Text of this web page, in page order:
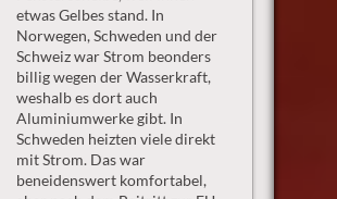
etwas Gelbes stand. In
Norwegen, Schweden und der
Schweiz war Strom beonders
billig wegen der Wasserkraft,
weshalb es dort auch
Aluminiumwerke gibt. In
Schweden heizten viele direkt
mit Strom. Das war
beneidenswert komfortabel,